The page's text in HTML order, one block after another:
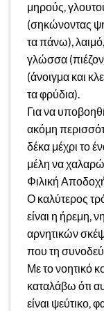
μηρούς,
(σηκώνοντας
τα πάνω),
γλώσσα
(άνοιγμα και
τα φρύδια).
Για να
ακόμη
δέκα μέχρι το
μέλη να
Φιλική
Ο καλύτερος
είναι η ήρεμη,
αρνητικών
που τη
Με το νοητικό
καταλάβω ότι
είναι ψεύτικο,